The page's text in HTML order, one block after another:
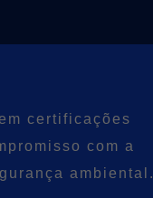
certificações
com a
ambiental.